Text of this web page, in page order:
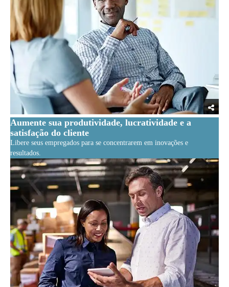
Aumente sua produtividade, lucratividade e a
satisfação do cliente
Libere seus empregados para se concentrarem em inovações e
resultados.